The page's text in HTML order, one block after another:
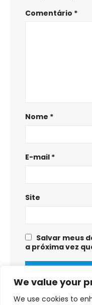
We value your
We use cookies to
Comentário *
Nome *
E-mail *
Site
Salvar meus
a próxima vez